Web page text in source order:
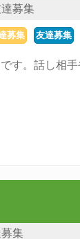
募集
募集 友達募集
す。話し相
集